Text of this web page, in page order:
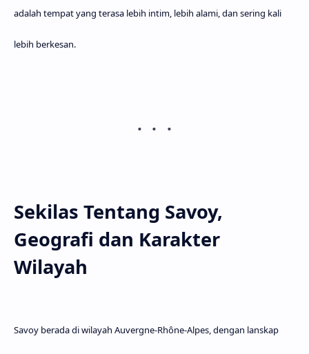
adalah tempat yang terasa lebih intim, lebih alami, dan sering kali
lebih berkesan.
Sekilas Tentang Savoy,
Geografi dan Karakter
Wilayah
Savoy berada di wilayah Auvergne-Rhône-Alpes, dengan lanskap